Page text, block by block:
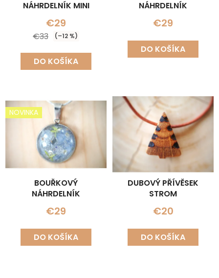
NÁHRDELNÍK MINI
€29
€33 (–12 %)
DO KOŠÍKA
NÁHRDELNÍK
€29
DO KOŠÍKA
NOVINKA
BOUŘKOVÝ
NÁHRDELNÍK
€29
DO KOŠÍKA
DUBOVÝ PŘÍVĚSEK
STROM
€20
DO KOŠÍKA